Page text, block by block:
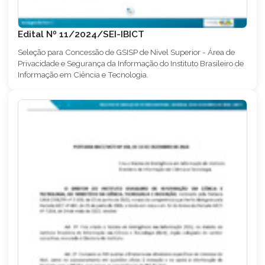
Edital Nº 11/2024/SEI-IBICT
Seleção para Concessão de GSISP de Nível Superior - Área de
Privacidade e Segurança da Informação do Instituto Brasileiro de
Informação em Ciência e Tecnologia.